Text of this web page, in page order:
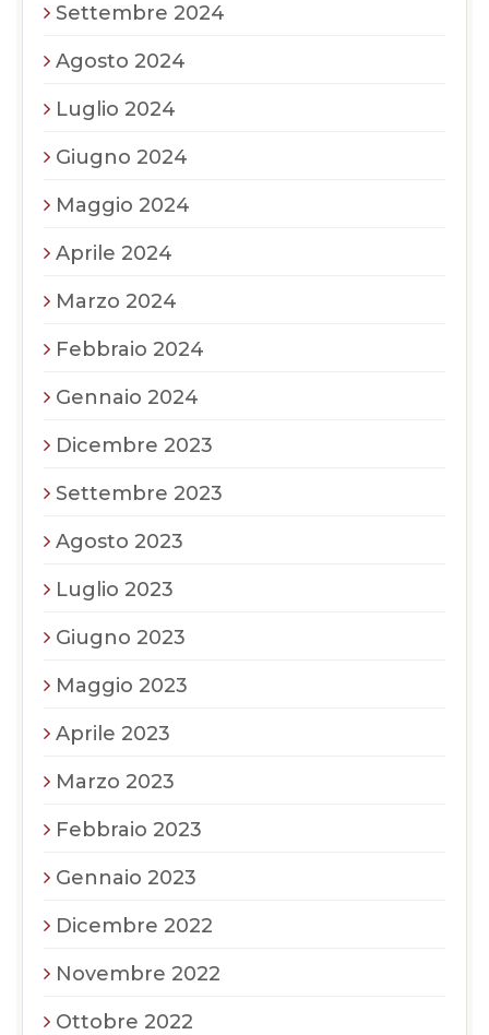
Settembre 2024
Agosto 2024
Luglio 2024
Giugno 2024
Maggio 2024
Aprile 2024
Marzo 2024
Febbraio 2024
Gennaio 2024
Dicembre 2023
Settembre 2023
Agosto 2023
Luglio 2023
Giugno 2023
Maggio 2023
Aprile 2023
Marzo 2023
Febbraio 2023
Gennaio 2023
Dicembre 2022
Novembre 2022
Ottobre 2022